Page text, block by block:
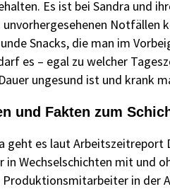
Es ist bei Sandra und
unvorhergesehenen Notfällen
Snacks, die man im
es – egal zu welcher
ungesund ist und krank
und Fakten zum
geht es laut Arbeitszeitreport
in Wechselschichten mit und
Produktionsmitarbeiter in der